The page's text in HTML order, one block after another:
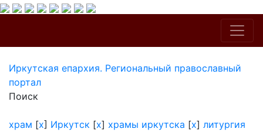
Иркутская епархия. Региональный православный
портал
Поиск
храм [x] Иркутск [x] храмы иркутска [x] литургия